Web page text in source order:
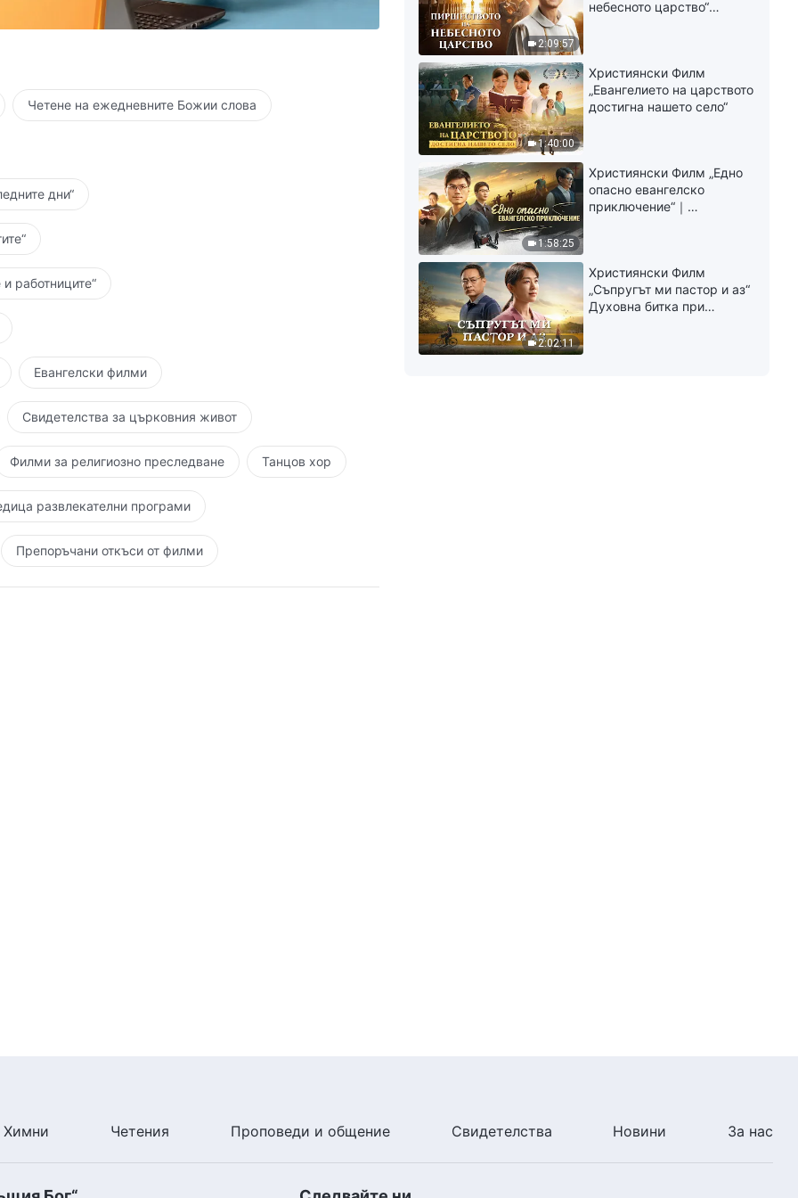
6:28
„Само Бог притежава начина
на живот“
4:57
Християнска Песен 2023
„Познаваш ли източника на
вечния живот?“
труп
възстановяване?
и правосъдие,
и всъщност на практика не реагира.
Четене на ежедневните Божии слова
дни“
работниците“
Евангелски филми
Свидетелства за църковния живот
Филми за религиозно преследване Танцов хор
развлекателни програми
Препоръчани откъси от филми
2:09:57
небесното царство“
1:40:00
Християнски Филм
„Евангелието на царството
достигна нашето село“
1:58:25
Християнски Филм „Едно
опасно евангелско
приключение“｜
Исус
2:02:11
Християнски Филм
„Съпругът ми пастор и аз“
Духовна битка при
Химни Четения Проповеди и общение Свидетелства Новини За нас